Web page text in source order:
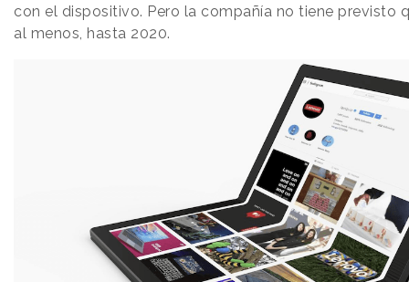
con el dispositivo. Pero la compañía no tiene previsto
al menos, hasta 2020.